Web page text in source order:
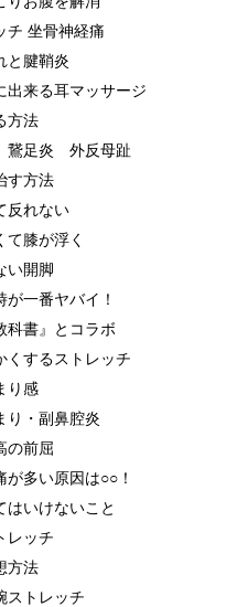
チ 坐骨神経痛
と腱鞘炎
出来る耳マッサージ
方法
足炎 外反母趾
す方法
反れない
て膝が浮く
い開脚
が一番ヤバイ！
科書』とコラボ
くするストレッチ
り感
り・副鼻腔炎
の前屈
が多い原因は○○！
はいけないこと
レッチ
方法
ストレッチ